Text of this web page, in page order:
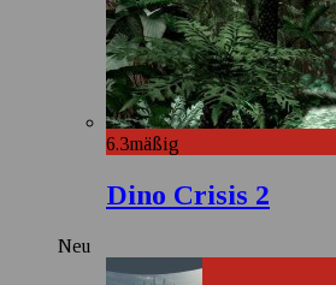
6.3mäßig
Dino Crisis 2
Neu